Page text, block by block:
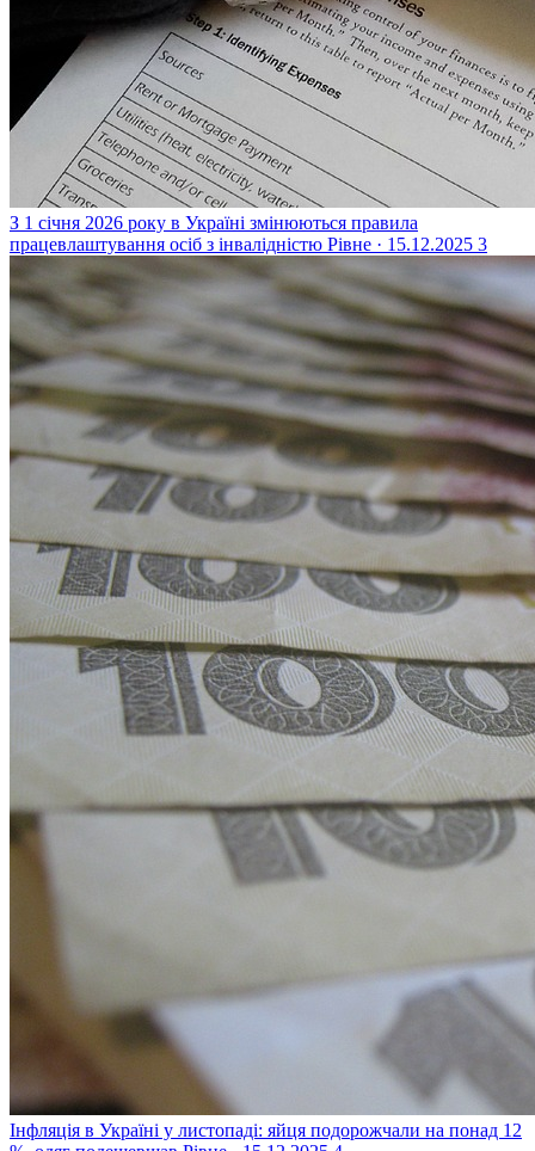
З 1 січня 2026 року в Україні змінюються правила
працевлаштування осіб з інвалідністю Рівне · 15.12.2025 3
Інфляція в Україні у листопаді: яйця подорожчали на понад 12